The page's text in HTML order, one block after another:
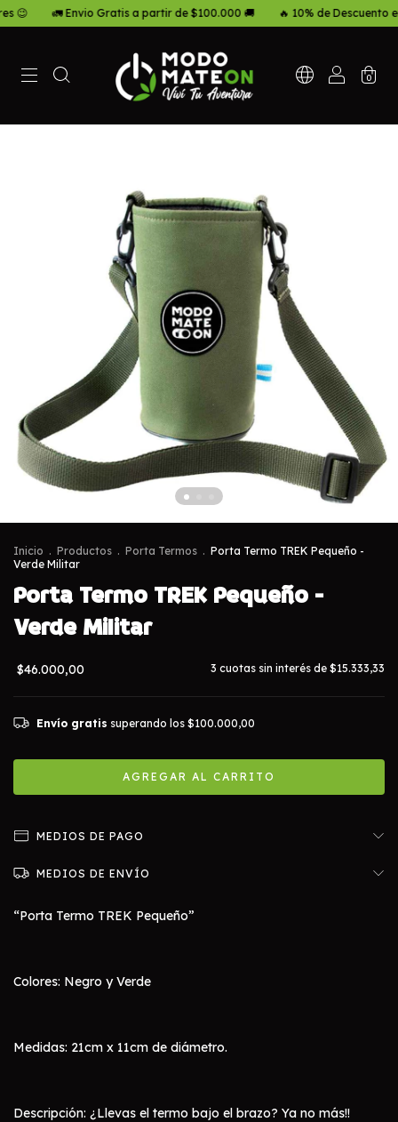
Envio Gratis a partir de $100.000 🚚 🔥 10% de Descuento en
0
Inicio . Productos . Porta Termos . Porta Termo TREK Pequeño -
Verde Militar
Porta Termo TREK Pequeño -
Verde Militar
$46.000,00 3 cuotas sin interés de $15.333,33
Envío gratis superando los $100.000,00
MEDIOS DE PAGO
MEDIOS DE ENVÍO
“Porta Termo TREK Pequeño”
Colores: Negro y Verde
Medidas: 21cm x 11cm de diámetro.
Descripción: ¿Llevas el termo bajo el brazo? Ya no más!!